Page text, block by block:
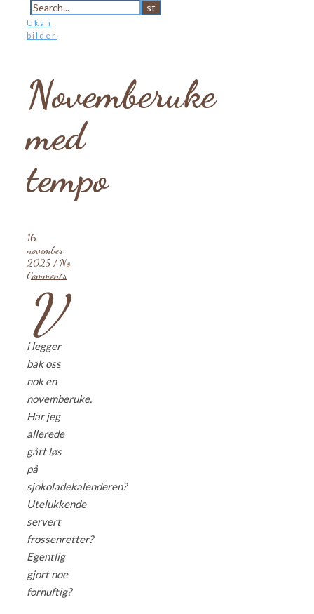
Uka i
bilder
Novemberuke
med
tempo
16.
november
2025 / No
Comments
V
i legger
bak oss
nok en
novemberuke.
Har jeg
allerede
gått løs
på
sjokoladekalenderen?
Utelukkende
servert
frossenretter?
Egentlig
gjort noe
fornuftig?